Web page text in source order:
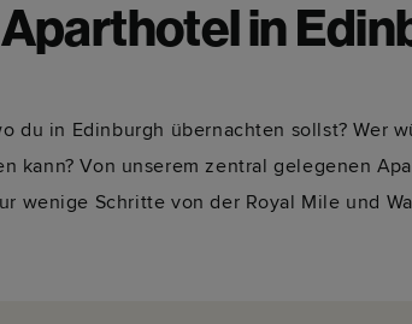
Aparthotel in
du in Edinburgh übernachten sollst? Wer
kann? Von unserem zentral gelegenen
wenige Schritte von der Royal Mile und